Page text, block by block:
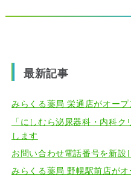
最新記事
みらくる薬局 栄通店がオー
「にしむら泌尿器科・内科
します
お問い合わせ電話番号を新設
みらくる薬局 野幌駅前店が